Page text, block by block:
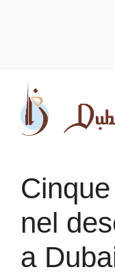
contenuto
nel
a